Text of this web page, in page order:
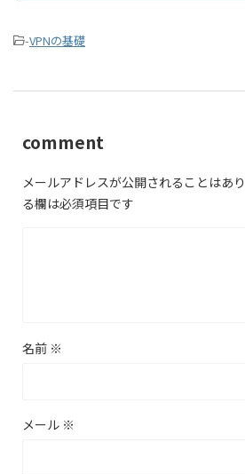
-VPNの基礎
comment
メールアドレスが公開されることはあり
る欄は必須項目です
名前 ※
メール ※